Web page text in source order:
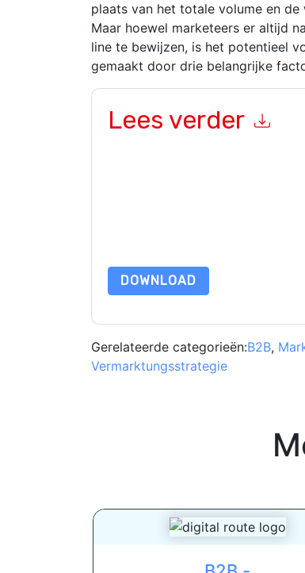
plaats van het totale volume en
Maar hoewel marketeers er altijd
line te bewijzen, is het potentieel
gemaakt door drie belangrijke
Lees verder
DOWNLOAD
Gerelateerde categorieën:B2B,
Vermarktungsstrategie